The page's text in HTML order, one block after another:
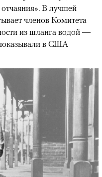
В лучшей
членов Комитета
из шланга водой —
в США